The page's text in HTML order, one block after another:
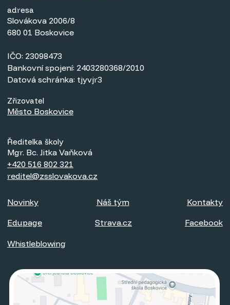
adresa
Slovákova 2006/8
680 01 Boskovice
IČO: 23098473
Bankovní spojení: 2403280368/2010
Datová schránka: tjyvjr3
Zřizovatel
Město Boskovice
Ředitelka školy
Mgr. Bc. Jitka Vaňková
+420 516 802 321
reditel@zsslovakova.cz
Novinky Náš tým Kontakty
Edupage Strava.cz Facebook
Whistleblowing